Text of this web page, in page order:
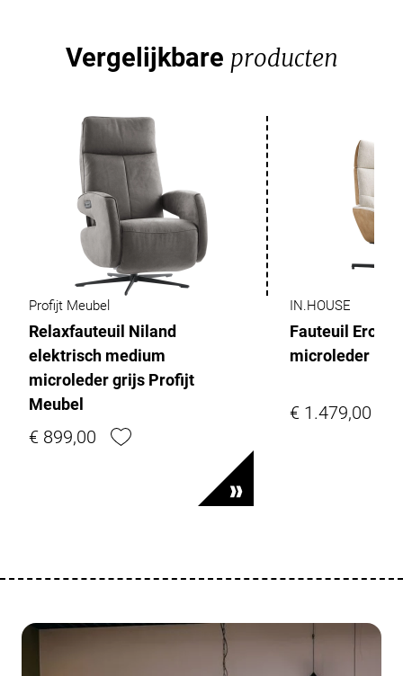
Vergelijkbare producten
Profijt Meubel
Relaxfauteuil Niland
elektrisch medium
microleder grijs Profijt
Meubel
€ 899,00
IN.HOUSE
Fauteuil Erola
microleder
€ 1.479,00